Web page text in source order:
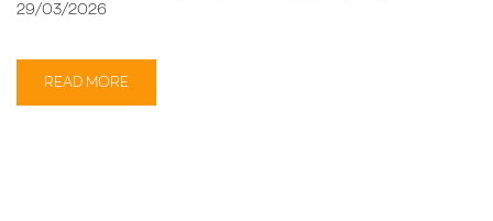
29/03/2026
READ MORE